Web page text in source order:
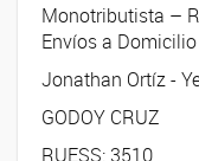
Monotributista –
Envíos a Domicilio
Jonathan Ortíz -
GODOY CRUZ
RUESS: 3510